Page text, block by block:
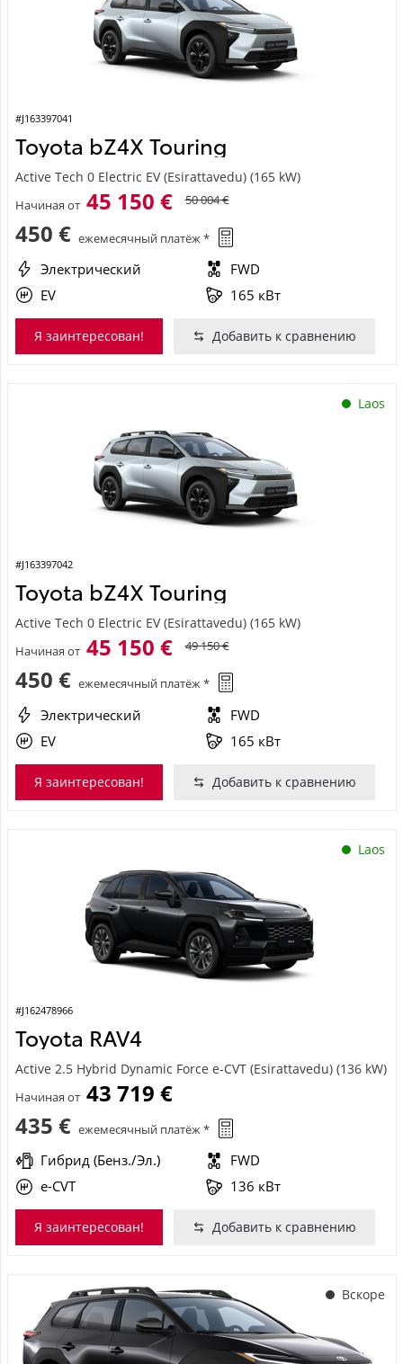
#J163397041
Toyota bZ4X Touring
Active Tech 0 Electric EV (Esirattavedu) (165 kW)
Начиная от 45 150 € 50 004 €
450 € ежемесячный платёж *
Электрический
FWD
EV
165 кВт
Я заинтересован! Добавить к сравнению
Laos
#J163397042
Toyota bZ4X Touring
Active Tech 0 Electric EV (Esirattavedu) (165 kW)
Начиная от 45 150 € 49 150 €
450 € ежемесячный платёж *
Электрический
FWD
EV
165 кВт
Я заинтересован! Добавить к сравнению
Laos
#J162478966
Toyota RAV4
Active 2.5 Hybrid Dynamic Force e-CVT (Esirattavedu) (136 kW)
Начиная от 43 719 €
435 € ежемесячный платёж *
Гибрид (Бенз./Эл.)
FWD
e-CVT
136 кВт
Я заинтересован! Добавить к сравнению
Вскоре